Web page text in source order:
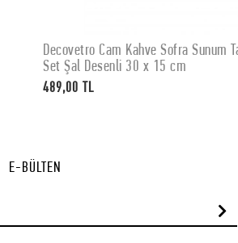
SEPETE EKLE
Decovetro Cam Kahve Sofra Sunum
Set Şal Desenli 30 x 15 cm
489,00 TL
E-BÜLTEN